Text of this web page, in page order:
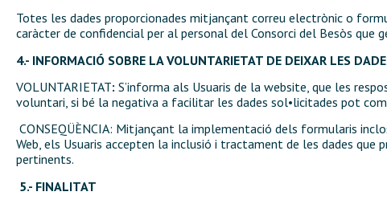
Totes les dades proporcionades mitjançant correu electrònic o
caràcter de confidencial per al personal del Consorci del Besòs que
4.- INFORMACIÓ SOBRE LA VOLUNTARIETAT DE DEIXAR LES
VOLUNTARIETAT: S’informa als Usuaris de la website, que les
voluntari, si bé la negativa a facilitar les dades sol•licitades pot
CONSEQÜÈNCIA: Mitjançant la implementació dels formularis
Web, els Usuaris accepten la inclusió i tractament de les dades
pertinents.
5.- FINALITAT